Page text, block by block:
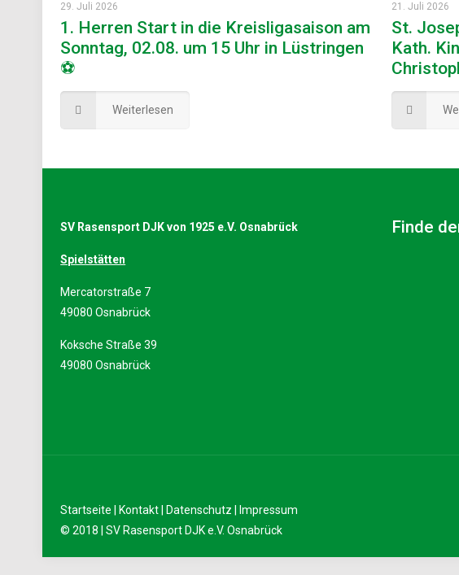
29. Juli 2026
1. Herren Start in die Kreisligasaison am
Sonntag, 02.08. um 15 Uhr in Lüstringen
⚽
Weiterlesen
21. Juli 2026
St.
Kath.
SV Rasensport DJK von 1925 e.V. Osnabrück
Spielstätten
Mercatorstraße 7
49080 Osnabrück
Koksche Straße 39
49080 Osnabrück
Finde
Startseite Kontakt Datenschutz
Impressum
© 2018 | SV Rasensport DJK e.V. Osnabrück